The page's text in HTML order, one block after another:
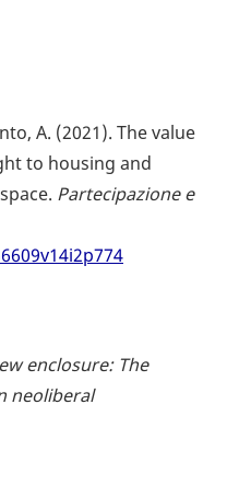
A. (2021). The value
to housing and
Partecipazione e
enclosure: The
neoliberal